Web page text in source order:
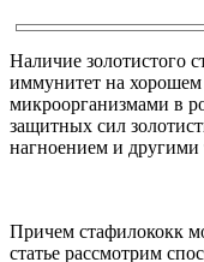
Наличие золотистого
иммунитет на хорошем
микроорганизмами в
защитных сил
нагноением и
Причем стафилококк
статье рассмотрим